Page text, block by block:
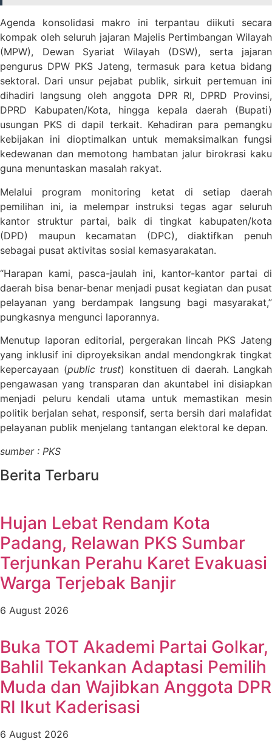
Agenda konsolidasi makro ini terpantau diikuti secara
kompak oleh seluruh jajaran Majelis Pertimbangan Wilayah
(MPW), Dewan Syariat Wilayah (DSW), serta jajaran
pengurus DPW PKS Jateng, termasuk para ketua bidang
sektoral. Dari unsur pejabat publik, sirkuit pertemuan ini
dihadiri langsung oleh anggota DPR RI, DPRD Provinsi,
DPRD Kabupaten/Kota, hingga kepala daerah (Bupati)
usungan PKS di dapil terkait. Kehadiran para pemangku
kebijakan ini dioptimalkan untuk memaksimalkan fungsi
kedewanan dan memotong hambatan jalur birokrasi kaku
guna menuntaskan masalah rakyat.
Melalui program monitoring ketat di setiap daerah
pemilihan ini, ia melempar instruksi tegas agar seluruh
kantor struktur partai, baik di tingkat kabupaten/kota
(DPD) maupun kecamatan (DPC), diaktifkan penuh
sebagai pusat aktivitas sosial kemasyarakatan.
“Harapan kami, pasca-jaulah ini, kantor-kantor partai di
daerah bisa benar-benar menjadi pusat kegiatan dan pusat
pelayanan yang berdampak langsung bagi masyarakat,”
pungkasnya mengunci laporannya.
Menutup laporan editorial, pergerakan lincah PKS Jateng
yang inklusif ini diproyeksikan andal mendongkrak tingkat
kepercayaan (public trust) konstituen di daerah. Langkah
pengawasan yang transparan dan akuntabel ini disiapkan
menjadi peluru kendali utama untuk memastikan mesin
politik berjalan sehat, responsif, serta bersih dari malafidat
pelayanan publik menjelang tantangan elektoral ke depan.
sumber : PKS
Berita Terbaru
Hujan Lebat Rendam Kota
Padang, Relawan PKS Sumbar
Terjunkan Perahu Karet Evakuasi
Warga Terjebak Banjir
6 August 2026
Buka TOT Akademi Partai Golkar,
Bahlil Tekankan Adaptasi Pemilih
Muda dan Wajibkan Anggota DPR
RI Ikut Kaderisasi
6 August 2026